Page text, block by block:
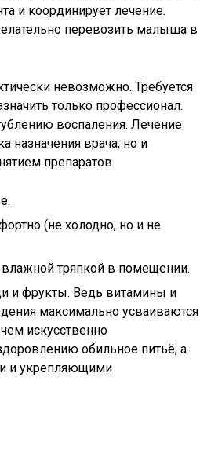
и координирует лечение.
перевозить малыша в
невозможно. Требуется
только профессионал.
воспаления. Лечение
назначения врача, но и
препаратов.
(не холодно, но и не
влажной тряпкой в помещении.
и фрукты. Ведь витамины и
максимально усваиваются
искусственно
обильное питьё, а
и укрепляющими